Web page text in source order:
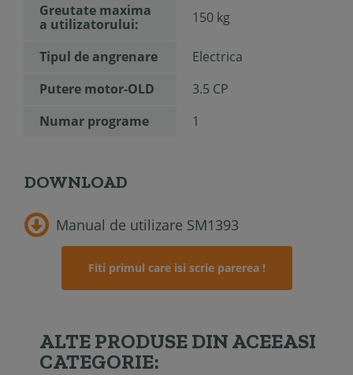
Greutate maxima
a utilizatorului:
150 kg
Tipul de angrenare
Electrica
Putere motor-OLD
3.5 CP
Numar programe
1
DOWNLOAD
Manual de utilizare SM1393
Fiti primul care isi scrie parerea !
ALTE PRODUSE DIN ACEEASI
CATEGORIE: